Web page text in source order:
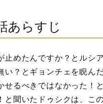
あらすじ
めたんですか？とルシ
い？とギョンチェを睨ん
るべきではなかった！と
聞いたドゥシクは、こ